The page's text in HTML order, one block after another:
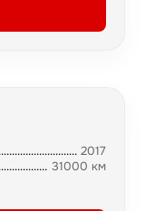
2017
31000 км